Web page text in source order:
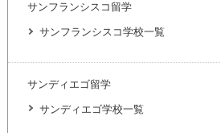
サンフランシスコ留学
サンフランシスコ学校一覧
サンディエゴ留学
サンディエゴ学校一覧